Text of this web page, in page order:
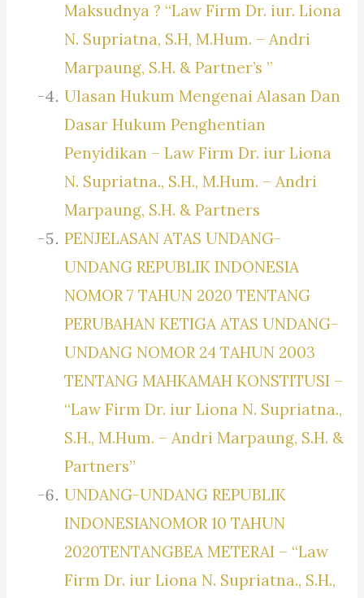
Maksudnya ? “Law Firm Dr. iur. Liona
N. Supriatna, S.H, M.Hum. – Andri
Marpaung, S.H. & Partner’s ”
Ulasan Hukum Mengenai Alasan Dan
Dasar Hukum Penghentian
Penyidikan – Law Firm Dr. iur Liona
N. Supriatna., S.H., M.Hum. – Andri
Marpaung, S.H. & Partners
PENJELASAN ATAS UNDANG-
UNDANG REPUBLIK INDONESIA
NOMOR 7 TAHUN 2020 TENTANG
PERUBAHAN KETIGA ATAS UNDANG-
UNDANG NOMOR 24 TAHUN 2003
TENTANG MAHKAMAH KONSTITUSI –
“Law Firm Dr. iur Liona N. Supriatna.,
S.H., M.Hum. – Andri Marpaung, S.H. &
Partners”
UNDANG-UNDANG REPUBLIK
INDONESIANOMOR 10 TAHUN
2020TENTANGBEA METERAI – “Law
Firm Dr. iur Liona N. Supriatna., S.H.,